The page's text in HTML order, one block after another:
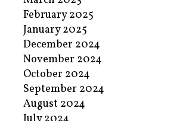
February 2025
January 2025
December 2024
November 2024
October 2024
September 2024
August 2024